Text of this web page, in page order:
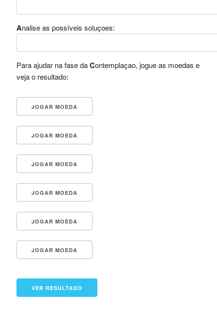
Analise as possíveis soluçoes:
Para ajudar na fase daContemplaçao, jogue as moedas e
veja o resultado: